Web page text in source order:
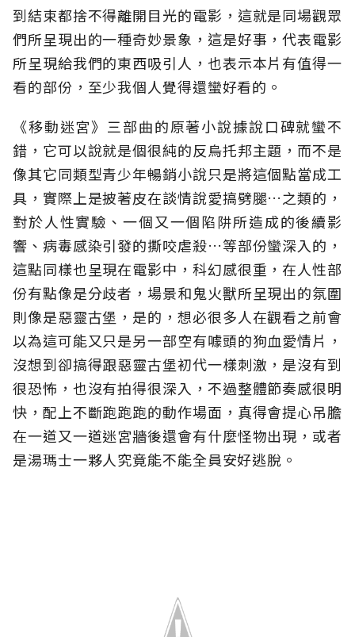
到結束都捨不得離開目光的電影，這就是同場觀眾
們所呈現出的一種奇妙景象，這是好事，代表電影
所呈現給我們的東西吸引人，也表示本片有值得一
看的部份，至少我個人覺得還蠻好看的。
《移動迷宮》 三部曲的原著小說據說口碑就蠻不
錯，它可以說就是個很純的反烏托邦主題，而不是
像其它同類型青少年暢銷小說只是將這個點當成工
具，實際上是披著皮在談情說愛搞劈腿…之類的，
對於人性實驗、一個又一個陷阱所造成的後續影
響、病毒感染引發的撕咬虐殺…等部份蠻深入的，
這點同樣也呈現在電影中，科幻感很重，在人性部
份有點像是分歧者，場景和鬼火獸所呈現出的氛圍
則像是惡靈古堡，是的，想必很多人在觀看之前會
以為這可能又只是另一部空有噱頭的狗血愛情片，
沒想到卻搞得跟惡靈古堡初代一樣刺激，是沒有到
很恐怖，也沒有拍得很深入，不過整體節奏感很明
快，配上不斷跑跑跑的動作場面，真得會提心吊膽
在一道又一道迷宮牆後還會有什麼怪物出現，或者
是湯瑪士一夥人究竟能不能全員安好逃脫。